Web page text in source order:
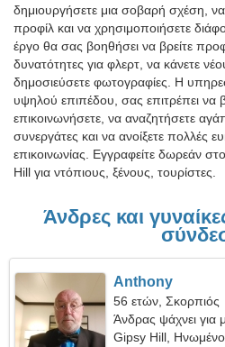
δημιουργήσετε μια σοβαρή σχέση,
προφίλ και να χρησιμοποιήσετε
έργο θα σας βοηθήσει να βρείτε
δυνατότητες για φλερτ, να κάνετε
δημοσιεύσετε φωτογραφίες. Η
υψηλού επιπέδου, σας επιτρέπει
επικοινωνήσετε, να αναζητήσετε
συνεργάτες και να ανοίξετε πολλές
επικοινωνίας. Εγγραφείτε δωρεάν
Hill για ντόπιους, ξένους, τουρίστες.
Άνδρες και
Anthony
56 ετών, Σκορπιός
Άνδρας ψάχνει για
Gipsy Hill, Ηνωμένο